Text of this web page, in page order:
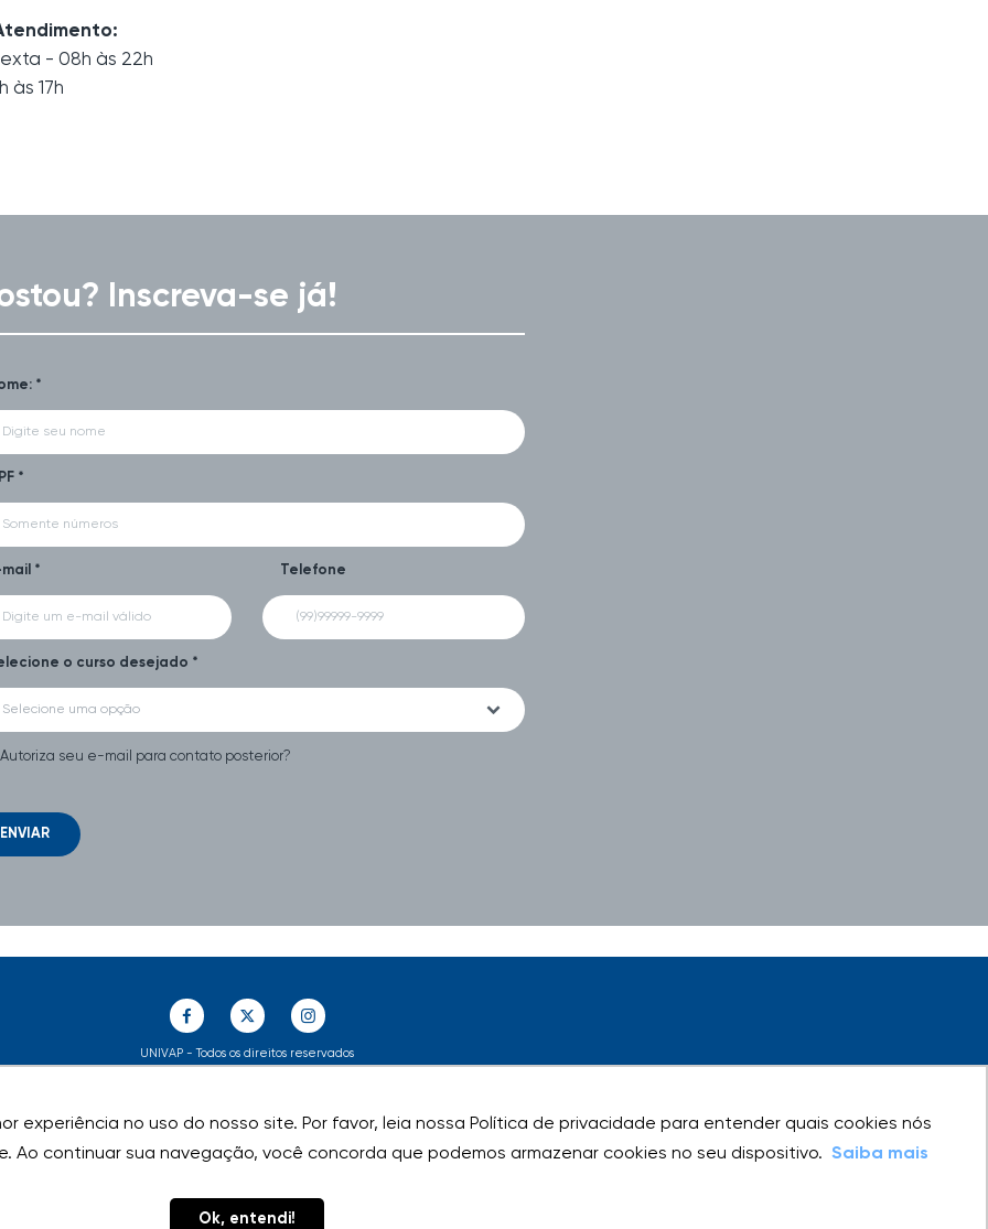
experiência no uso do nosso site. Por favor, leia nossa Política de privacidade para entender quais cookies nós
Ao continuar sua navegação, você concorda que podemos armazenar cookies no seu dispositivo. Saiba mais
Ok, entendi!
experiência no uso do nosso site. Por favor, leia nossa Política de privacidade para entender quais cookies nós
Ao continuar sua navegação, você concorda que podemos armazenar cookies no seu dispositivo. Saiba mais
Ok, entendi!
- 08h às 22h
às 17h
Inscreva-se já!
*
*
mail * Telefone
o curso desejado *
Selecione uma opção
Autoriza seu e-mail para contato posterior?
ENVIAR
UNIVAP - Todos os direitos reservados